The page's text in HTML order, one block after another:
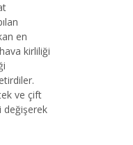
en
kirliliği
ve çift
değişerek